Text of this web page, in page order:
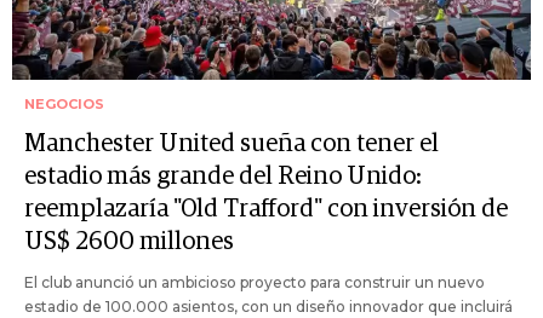
NEGOCIOS
Manchester United sueña con tener el
estadio más grande del Reino Unido:
reemplazaría "Old Trafford" con inversión de
US$ 2600 millones
El club anunció un ambicioso proyecto para construir un nuevo
estadio de 100.000 asientos, con un diseño innovador que incluirá